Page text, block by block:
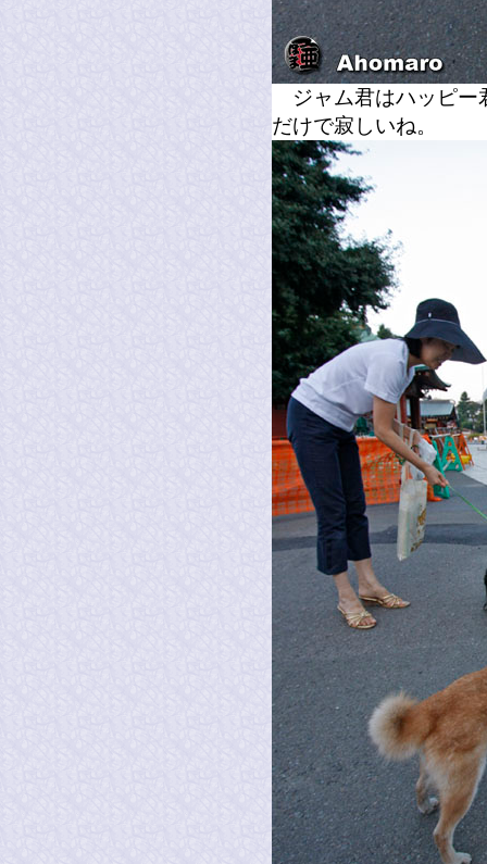
ジャム君はハッピー
だけで寂しいね。